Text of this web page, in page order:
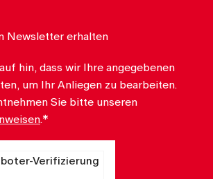
Newsletter erhalten
hin, dass wir Ihre angegebenen
um Ihr Anliegen zu bearbeiten.
Sie bitte unseren
.*
Verifizierung